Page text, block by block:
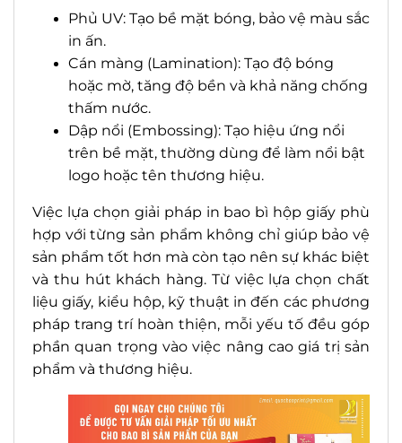
Phủ UV: Tạo bề mặt bóng, bảo vệ màu sắc
in ấn.
Cán màng (Lamination): Tạo độ bóng
hoặc mờ, tăng độ bền và khả năng chống
thấm nước.
Dập nổi (Embossing): Tạo hiệu ứng nổi
trên bề mặt, thường dùng để làm nổi bật
logo hoặc tên thương hiệu.
Việc lựa chọn giải pháp in bao bì hộp giấy phù
hợp với từng sản phẩm không chỉ giúp bảo vệ
sản phẩm tốt hơn mà còn tạo nên sự khác biệt
và thu hút khách hàng. Từ việc lựa chọn chất
liệu giấy, kiểu hộp, kỹ thuật in đến các phương
pháp trang trí hoàn thiện, mỗi yếu tố đều góp
phần quan trọng vào việc nâng cao giá trị sản
phẩm và thương hiệu.